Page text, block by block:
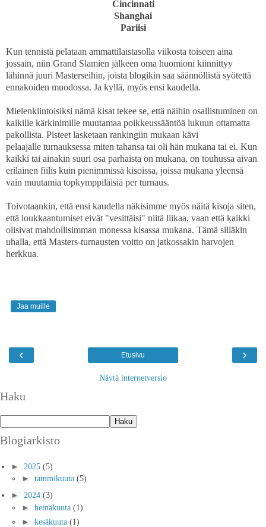
Cincinnati
Shanghai
Pariisi
Kun tennistä pelataan ammattilaistasolla viikosta toiseen aina
jossain, niin Grand Slamien jälkeen oma huomioni kiinnittyy
lähinnä juuri Masterseihin, joista blogikin saa säännöllistä syötettä
ennakoiden muodossa. Ja kyllä, myös ensi kaudella.
Mielenkiintoisiksi nämä kisat tekee se, että näihin osallistuminen on
kaikille kärkinimille muutamaa poikkeussääntöä lukuun ottamatta
pakollista. Pisteet lasketaan rankingiin mukaan kävi
pelaajalle turnauksessa miten tahansa tai oli hän mukana tai ei. Kun
kaikki tai ainakin suuri osa parhaista on mukana, on touhussa aivan
erilainen fiilis kuin pienimmissä kisoissa, joissa mukana yleensä
vain muutamia topkymppiläisiä per turnaus.
Toivotaankin, että ensi kaudella näkisimme myös näitä kisoja siten,
että loukkaantumiset eivät "vesittäisi" niitä liikaa, vaan että kaikki
olisivat mahdollisimman monessa kisassa mukana. Tämä silläkin
uhalla, että Masters-turnausten voitto on jatkossakin harvojen
herkkua.
Jaa muille
‹ ›
Etusivu
Näytä internetversio
Haku
Blogiarkisto
► 2025 (5)
► tammikuuta (5)
► 2024 (3)
► heinäkuuta (1)
► kesäkuuta (1)